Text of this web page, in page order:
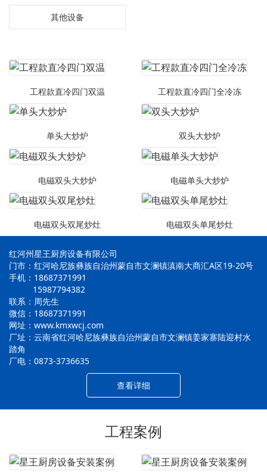
其他设备
工程款直冷四门双温 工程款直冷四门全冷冻
单头大炒炉 双头大炒炉
电磁双头大炒炉 电磁单头大炒炉
电磁双头双尾炒灶 电磁双头单尾炒灶
红河州星王厨房设备有限公司
门市：红河哈尼族彝族自治州蒙自市文澜镇滇南大商汇A区19-20号
手机：18687371991
15987794382
联系：周先生
微信：18687371991
网址：www.kmxwcj.com
厂址：云南省红河哈尼族彝族自治州蒙自市文澜镇姜家寨陆迎村水
踏角
厂电：0873-3736635
查看详细
工程案例